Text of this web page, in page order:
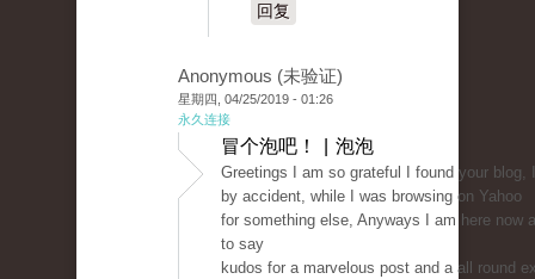
回复
Anonymous (未验证)
星期四, 04/25/2019 - 01:26
永久连接
冒个泡吧！ | 泡泡
Greetings I am so grateful I found your blog,
by accident, while I was browsing on Yahoo
for something else, Anyways I am here now
to say
kudos for a marvelous post and a all round